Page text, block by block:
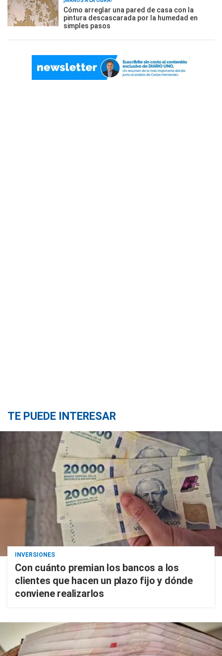
Cómo arreglar una pared de casa con la
pintura descascarada por la humedad en
simples pasos
TE PUEDE INTERESAR
INVERSIONES
Con cuánto premian los bancos a los
clientes que hacen un plazo fijo y dónde
conviene realizarlos